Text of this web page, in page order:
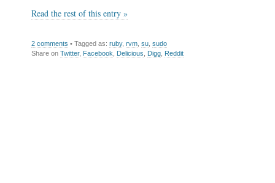
Read the rest of this entry »
2 comments • Tagged as: ruby, rvm su sudo
Share on Twitter, Facebook Delicious Digg Reddit